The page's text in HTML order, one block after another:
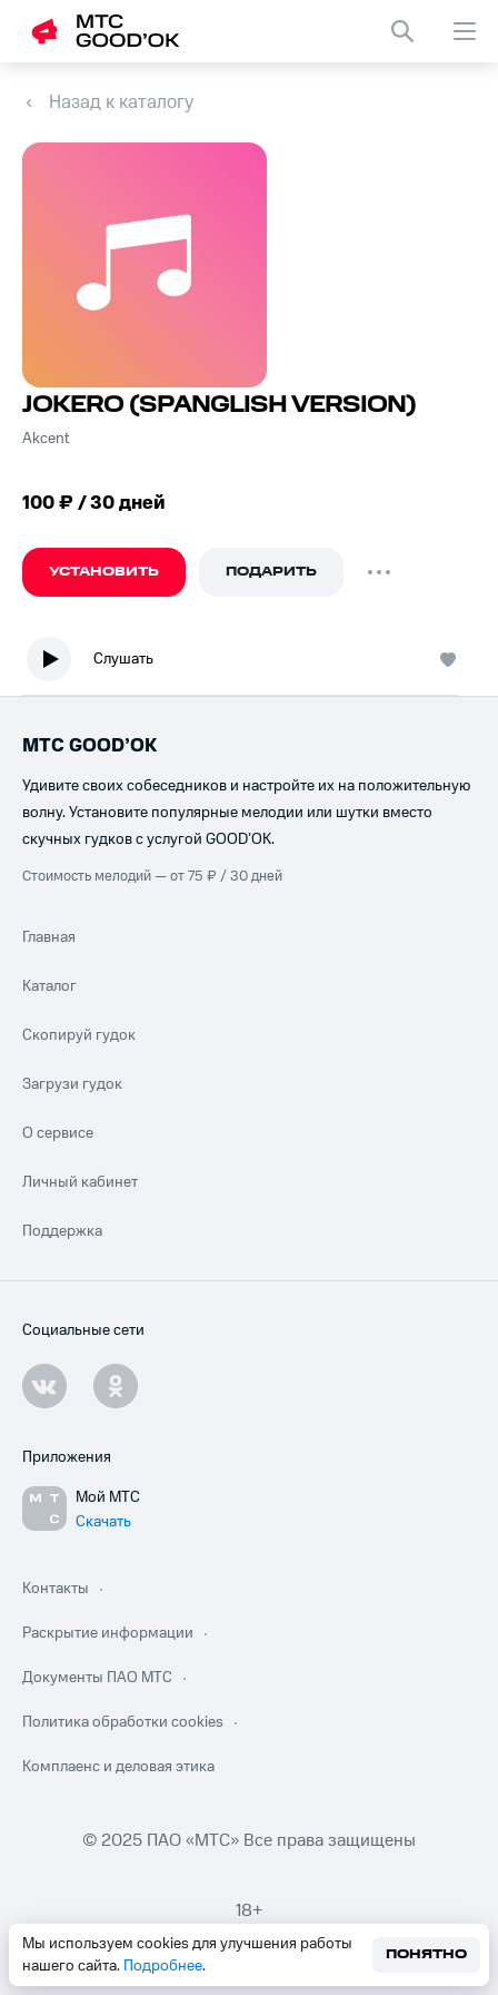
Назад к каталогу
JOKERO (SPANGLISH VERSION)
Akcent
100 ₽ / 30 дней
УСТАНОВИТЬ ПОДАРИТЬ
Слушать
Мы используем cookies для улучшения работы
нашего сайта. Подробнее.
ПОНЯТНО
МТС GOOD’OK
Удивите своих собеседников и настройте их на положительную
волну. Установите популярные мелодии или шутки вместо
скучных гудков с услугой GOOD’OK.
Стоимость мелодий — от 75 ₽ / 30 дней
Главная
Каталог
Скопируй гудок
Загрузи гудок
О сервисе
Личный кабинет
Поддержка
Социальные сети
Приложения
Мой МТС
Скачать
Контакты
Раскрытие информации
Документы ПАО МТС
Политика обработки cookies
Комплаенс и деловая этика
© 2025 ПАО «МТС» Все права защищены
18+